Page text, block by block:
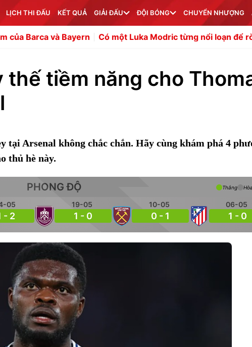
LỊCH THI ĐẤU KẾT QUẢ GIẢI ĐẤU ĐỘI BÓNG CHUYỂN NHƯỢNG
và Bayern Có một Luka Modric từng nổi loạn để rời
tiềm năng cho
tại Arsenal không chắc chắn. Hãy cùng khám phá 4
thủ hè này.
PHONG ĐỘ
05
- 2
19-05
1 - 0
10-05
0 - 1
06-05
1 - 0
Thắng Hòa